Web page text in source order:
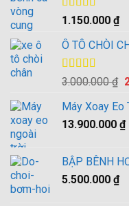
Được xếp
5 sao
1.150.000 ₫
Ô TÔ CHÒI
Được xếp
5 sao
3.000.000₫
Máy Xoay Eo
13.900.000 ₫
BẬP BÊNH
5.500.000 ₫